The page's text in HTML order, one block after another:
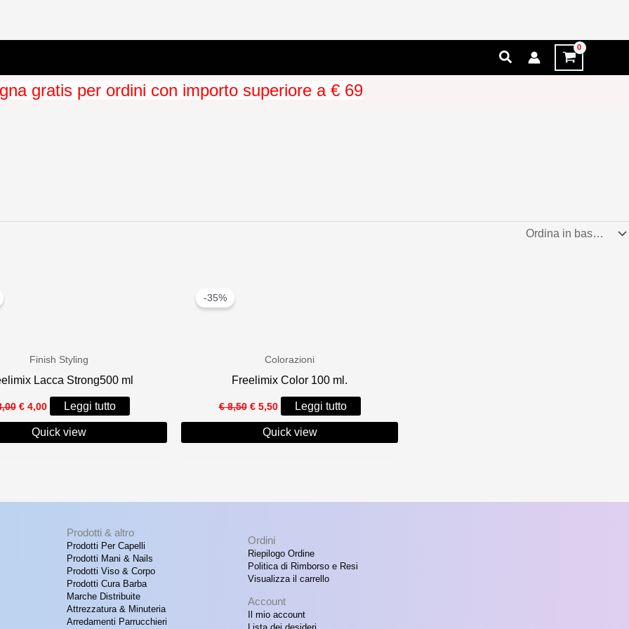
Cerca
gratis per ordini con importo superiore a € 69
Finish Styling
Lacca Strong500 ml
Il
prezzo
originale
era:
€4,00Il
prezzo
attuale
è:
Leggi tutto
Quick view
-35%
Colorazioni
Freelimix Color 100 ml.
€8,50 Il
prezzo
originale
era:
€5,50Il
prezzo
attuale
è:
Leggi tutto
Quick view
Prodotti & altro
Prodotti Per Capelli
Prodotti Mani & Nails
Prodotti Viso & Corpo
Prodotti Cura Barba
Marche Distribuite
Attrezzatura & Minuteria
Arredamenti Parrucchieri
Ordini
Riepilogo Ordine
Politica di Rimborso e Resi
Visualizza il carrello
Account
Il mio account
Lista dei desideri